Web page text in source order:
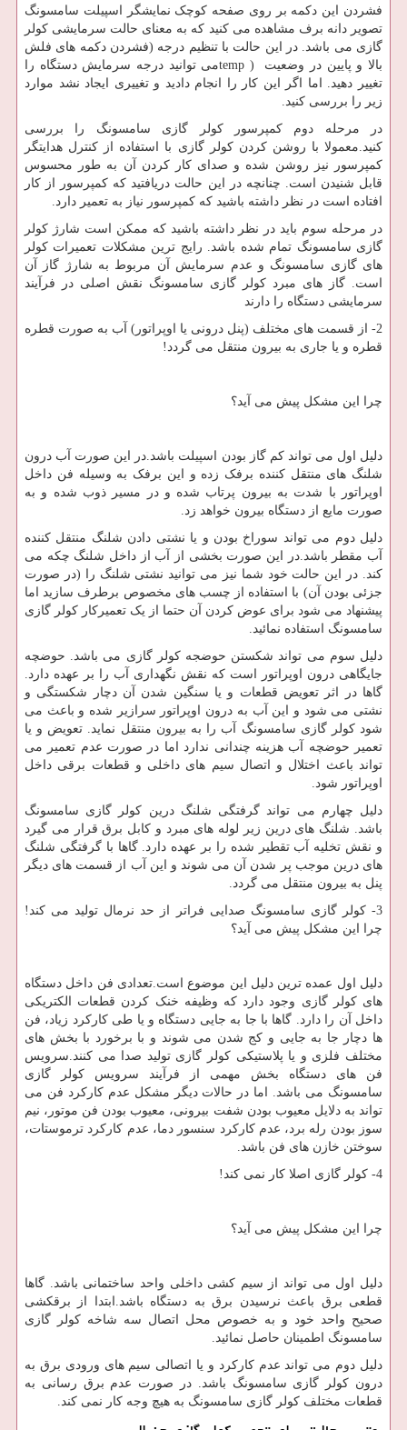
فشردن این دکمه بر روی صفحه کوچک نمایشگر اسپیلت سامسونگ
تصویر دانه برف مشاهده می کنید که به معنای حالت سرمایشی کولر
گازی می باشد. در این حالت با تنظیم درجه (فشردن دکمه های فلش
بالا و پایین در وضعیت
temp )می توانید درجه سرمایش دستگاه را
تغییر دهید. اما اگر این کار را انجام دادید و تغییری ایجاد نشد موارد
زیر را بررسی کنید.
در مرحله دوم کمپرسور کولر گازی سامسونگ را بررسی
کنید.معمولا با روشن کردن کولر گازی با استفاده از کنترل هدایتگر
کمپرسور نیز روشن شده و صدای کار کردن آن به طور محسوس
قابل شنیدن است. چنانچه در این حالت دریافتید که کمپرسور از کار
افتاده است در نظر داشته باشید که کمپرسور نیاز به تعمیر دارد.
در مرحله سوم باید در نظر داشته باشید که ممکن است شارژ کولر
گازی سامسونگ تمام شده باشد. رایج ترین مشکلات تعمیرات کولر
های گازی سامسونگ و عدم سرمایش آن مربوط به شارژ گاز آن
است. گاز های مبرد کولر گازی سامسونگ نقش اصلی در فرآیند
سرمایشی دستگاه را دارند
2- از قسمت های مختلف (پنل درونی یا اوپراتور) آب به صورت قطره
قطره و یا جاری به بیرون منتقل می گردد!
چرا این مشکل پیش می آید؟
دلیل اول می تواند کم گاز بودن اسپیلت باشد.در این صورت آب درون
شلنگ های منتقل کننده برفک زده و این برفک به وسیله فن داخل
اوپراتور با شدت به بیرون پرتاب شده و در مسیر ذوب شده و به
صورت مایع از دستگاه بیرون خواهد زد.
دلیل دوم می تواند سوراخ بودن و یا نشتی دادن شلنگ منتقل کننده
آب مقطر باشد.در این صورت بخشی از آب از داخل شلنگ چکه می
کند. در این حالت خود شما نیز می توانید نشتی شلنگ را (در صورت
جزئی بودن آن) با استفاده از چسب های مخصوص برطرف سازید اما
پیشنهاد می شود برای عوض کردن آن حتما از یک تعمیرکار کولر گازی
سامسونگ استفاده نمائید.
دلیل سوم می تواند شکستن حوضجه کولر گازی می باشد. حوضچه
جایگاهی درون اوپراتور است که نقش نگهداری آب را بر عهده دارد.
گاها در اثر تعویض قطعات و یا سنگین شدن آن دچار شکستگی و
نشتی می شود و این آب به درون اوپراتور سرازیر شده و باعث می
شود کولر گازی سامسونگ آب را به بیرون منتقل نماید. تعویض و یا
تعمیر حوضچه آب هزینه چندانی ندارد اما در صورت عدم تعمیر می
تواند باعث اختلال و اتصال سیم های داخلی و قطعات برقی داخل
اوپراتور شود.
دلیل چهارم می تواند گرفتگی شلنگ درین کولر گازی سامسونگ
باشد. شلنگ های درین زیر لوله های مبرد و کابل برق قرار می گیرد
و نقش تخلیه آب تقطیر شده را بر عهده دارد. گاها با گرفتگی شلنگ
های درین موجب پر شدن آن می شوند و این آب از قسمت های دیگر
پنل به بیرون منتقل می گردد.
3- کولر گازی سامسونگ صدایی فراتر از حد نرمال تولید می کند!
چرا این مشکل پیش می آید؟
دلیل اول عمده ترین دلیل این موضوع است.تعدادی فن داخل دستگاه
های کولر گازی وجود دارد که وظیفه خنک کردن قطعات الکتریکی
داخل آن را دارد. گاها با جا به جایی دستگاه و یا طی کارکرد زیاد، فن
ها دچار جا به جایی و کج شدن می شوند و با برخورد با بخش های
مختلف فلزی و یا پلاستیکی کولر گازی تولید صدا می کنند.سرویس
فن های دستگاه بخش مهمی از فرآیند سرویس کولر گازی
سامسونگ می باشد. اما در حالات دیگر مشکل عدم کارکرد فن می
تواند به دلایل معیوب بودن شفت بیرونی، معیوب بودن فن موتور، نیم
سوز بودن رله برد، عدم کارکرد سنسور دما، عدم کارکرد ترموستات،
سوختن خازن های فن باشد.
4- کولر گازی اصلا کار نمی کند!
چرا این مشکل پیش می آید؟
دلیل اول می تواند از سیم کشی داخلی واحد ساختمانی باشد. گاها
قطعی برق باعث نرسیدن برق به دستگاه باشد.ابتدا از برقکشی
صحیح واحد خود و به خصوص محل اتصال سه شاخه کولر گازی
سامسونگ اطمینان حاصل نمائید.
دلیل دوم می تواند عدم کارکرد و یا اتصالی سیم های ورودی برق به
درون کولر گازی سامسونگ باشد. در صورت عدم برق رسانی به
قطعات مختلف کولر گازی سامسونگ به هیچ وجه کار نمی کند.